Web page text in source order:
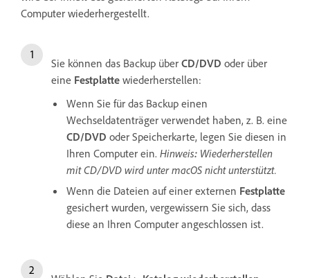
Computer wiederhergestellt.
Sie können das Backup über CD/DVD oder über
eine Festplatte wiederherstellen:
Wenn Sie für das Backup einen
Wechseldatenträger verwendet haben, z. B. eine
CD/DVD oder Speicherkarte, legen Sie diesen in
Ihren Computer ein. Hinweis: Wiederherstellen
mit CD/DVD wird unter macOS nicht unterstützt.
Wenn die Dateien auf einer externen Festplatte
gesichert wurden, vergewissern Sie sich, dass
diese an Ihren Computer angeschlossen ist.